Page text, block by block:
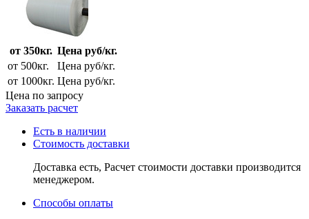
от 350кг. Цена руб/кг.
от 500кг.
Цена руб/кг.
от 1000кг. Цена руб/кг.
Цена по запросу
Заказать расчет
Есть в наличии
Стоимость доставки
Доставка есть, Расчет стоимости доставки производится
менеджером.
Способы оплаты